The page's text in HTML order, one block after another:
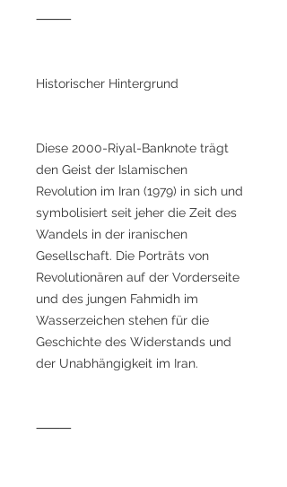
⸻
Historischer Hintergrund
Diese 2000-Riyal-Banknote trägt
den Geist der Islamischen
Revolution im Iran (1979) in sich und
symbolisiert seit jeher die Zeit des
Wandels in der iranischen
Gesellschaft. Die Porträts von
Revolutionären auf der Vorderseite
und des jungen Fahmidh im
Wasserzeichen stehen für die
Geschichte des Widerstands und
der Unabhängigkeit im Iran.
⸻